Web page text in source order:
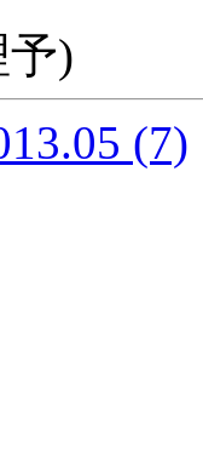
予)
(7)